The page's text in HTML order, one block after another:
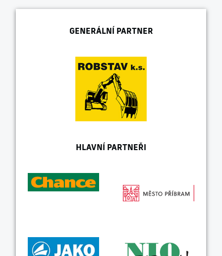
GENERÁLNÍ PARTNER
HLAVNÍ PARTNEŘI